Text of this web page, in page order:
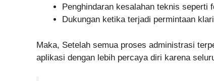
Penghindaran kesalahan teknis
Dukungan ketika terjadi permintaan
Maka, Setelah semua proses administrasi
aplikasi dengan lebih percaya diri karena